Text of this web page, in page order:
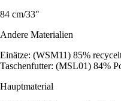
84 cm/33"
Andere Materialien
Einätze: (WSM11) 85%
Taschenfutter: (MSL01) 84%
Hauptmaterial